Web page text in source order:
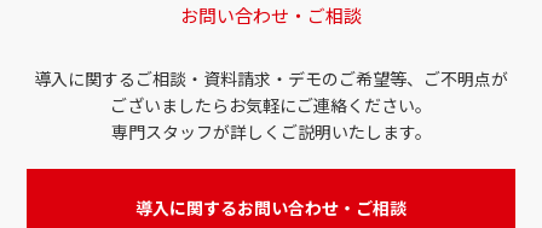
お問い合わせ・ご相談
導入に関するご相談・資料請求・デモのご希望等、ご不明点が
ございましたらお気軽にご連絡ください。
専門スタッフが詳しくご説明いたします。
導入に関するお問い合わせ・ご相談